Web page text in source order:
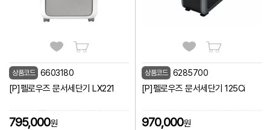
상품코드 6603180
[P]펠로우즈 문서세단기 LX221
795,000원
상품코드 6285700
[P]펠로우즈 문서세단기 125Ci
970,000원